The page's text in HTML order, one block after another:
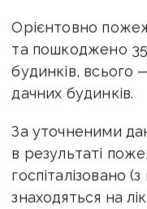
Орієнтовно
та пошкоджено
будинків,
дачних будинків.
За уточненими
в результаті
госпіталізовано
знаходяться на